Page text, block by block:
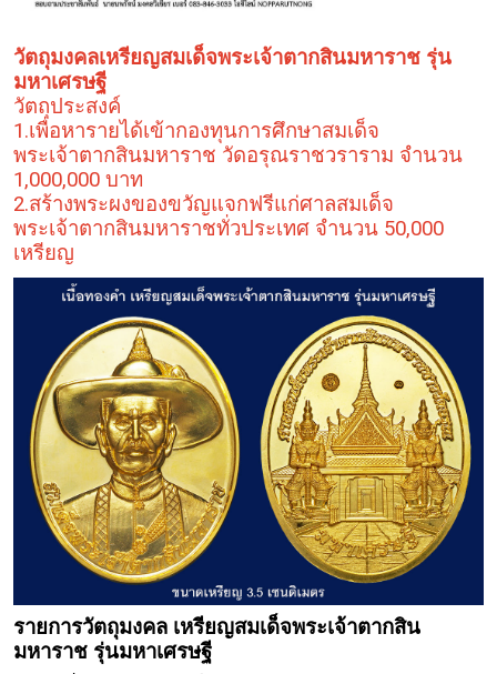
วัตถุมงคลเหรียญสมเด็จพระเจ้าตากสินมหาราช รุ่น
มหาเศรษฐี
วัตถุประสงค์
1.เพื่อหารายได้เข้ากองทุนการศึกษาสมเด็จ
พระเจ้าตากสินมหาราช วัดอรุณราชวราราม จำนวน
1,000,000 บาท
2.สร้างพระผงของขวัญแจกฟรีแก่ศาลสมเด็จ
พระเจ้าตากสินมหาราชทั่วประเทศ จำนวน 50,000
เหรียญ
รายการวัตถุมงคล เหรียญสมเด็จพระเจ้าตากสิน
มหาราช รุ่นมหาเศรษฐี